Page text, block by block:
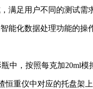
满足用户不同的测试需
能化数据处理功能的操
中，按照每克加20ml
恒重仪中对应的托盘架